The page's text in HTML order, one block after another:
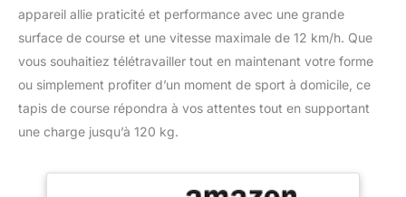
appareil allie praticité et performance avec une grande
surface de course et une vitesse maximale de 12 km/h. Que
vous souhaitiez télétravailler tout en maintenant votre forme
ou simplement profiter d’un moment de sport à domicile, ce
tapis de course répondra à vos attentes tout en supportant
une charge jusqu’à 120 kg.